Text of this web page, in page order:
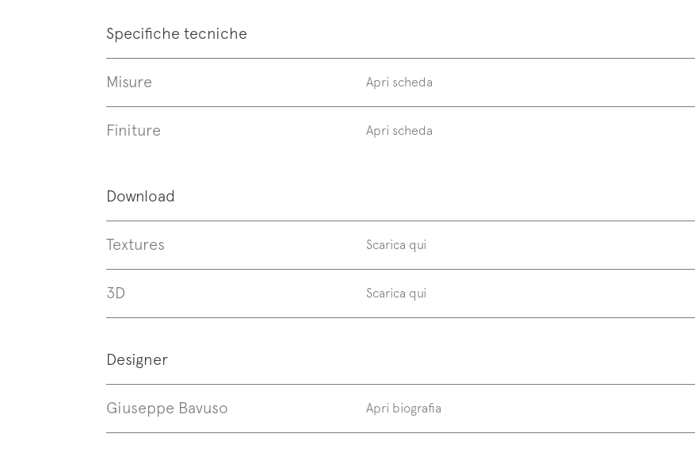
Specifiche tecniche
Misure Apri scheda
Finiture Apri scheda
Download
Textures Scarica qui
3D Scarica qui
Designer
Giuseppe Bavuso Apri biografia